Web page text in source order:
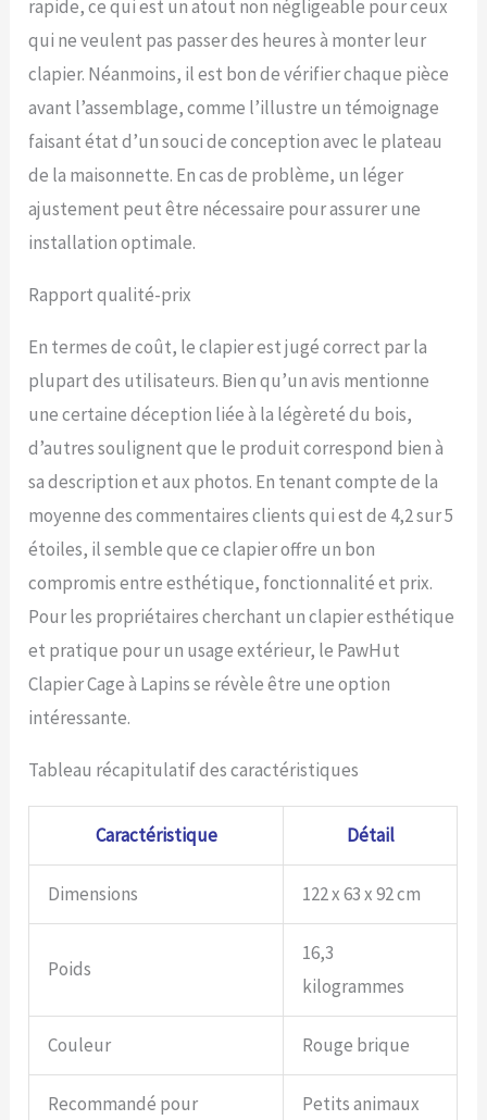
rapide, ce qui est un atout non négligeable pour ceux
qui ne veulent pas passer des heures à monter leur
clapier. Néanmoins, il est bon de vérifier chaque pièce
avant l’assemblage, comme l’illustre un témoignage
faisant état d’un souci de conception avec le plateau
de la maisonnette. En cas de problème, un léger
ajustement peut être nécessaire pour assurer une
installation optimale.
Rapport qualité-prix
En termes de coût, le clapier est jugé correct par la
plupart des utilisateurs. Bien qu’un avis mentionne
une certaine déception liée à la légèreté du bois,
d’autres soulignent que le produit correspond bien à
sa description et aux photos. En tenant compte de la
moyenne des commentaires clients qui est de 4,2 sur 5
étoiles, il semble que ce clapier offre un bon
compromis entre esthétique, fonctionnalité et prix.
Pour les propriétaires cherchant un clapier esthétique
et pratique pour un usage extérieur, le PawHut
Clapier Cage à Lapins se révèle être une option
intéressante.
Tableau récapitulatif des caractéristiques
Caractéristique Détail
Dimensions 122 x 63 x 92 cm
Poids
16,3
kilogrammes
Couleur Rouge brique
Recommandé pour Petits animaux